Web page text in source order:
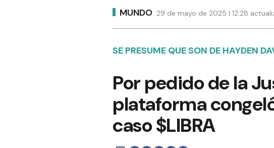
MUNDO 29 de mayo de 2025 | 12:28
SE PRESUME QUE SON DE HAYDEN
Por pedido de la
plataforma
caso $LIBRA